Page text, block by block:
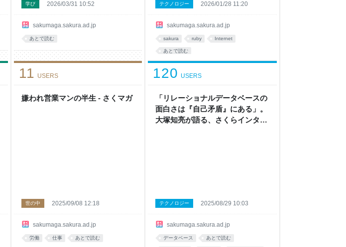
sakumaga.sakura.ad.jp
学び 2026/03/31 10:52
あとで読む
sakumaga.sakura.ad.jp
テクノロジー 2026/01/28 11:20
sakura ruby Internet
あとで読む
嫌われ営業マンの半生 - さくマガ
11 USERS
sakumaga.sakura.ad.jp
世の中 2025/09/08 12:18
労働 仕事 あとで読む
「リレーショナルデータベースの
面白さは『自己矛盾』にある」。
大塚知亮が語る、さくらインター
120 USERS
sakumaga.sakura.ad.jp
テクノロジー 2025/08/29 10:03
データベース あとで読む